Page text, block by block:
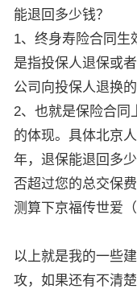
能退回多少钱？
1、终身寿险合同生
是指投保人退保或
公司向投保人退换的
2、也就是保险合同
的体现。具体北京
年，退保能退回多
否超过您的总交保
测算下京福传世爱
以上就是我的一些
攻，如果还有不清